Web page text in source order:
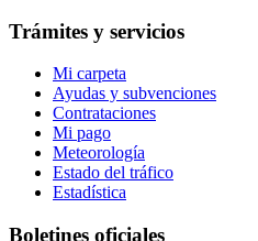
Trámites y servicios
Mi carpeta
Ayudas y subvenciones
Contrataciones
Mi pago
Meteorología
Estado del tráfico
Estadística
Boletines oficiales